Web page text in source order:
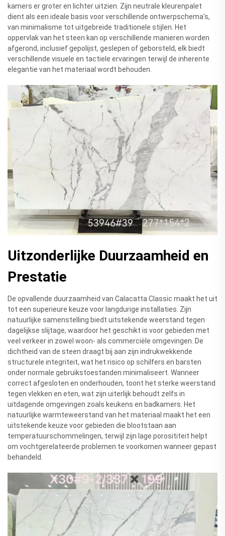
kamers er groter en lichter uitzien. Zijn neutrale kleurenpalet
dient als een ideale basis voor verschillende ontwerpschema's,
van minimalisme tot uitgebreide traditionele stijlen. Het
oppervlak van het steen kan op verschillende manieren worden
afgerond, inclusief gepolijst, geslepen of geborsteld, elk biedt
verschillende visuele en tactiele ervaringen terwijl de inherente
elegantie van het materiaal wordt behouden.
Uitzonderlijke Duurzaamheid en
Prestatie
De opvallende duurzaamheid van Calacatta Classic maakt het uit
tot een superieure keuze voor langdurige installaties. Zijn
natuurlijke samenstelling biedt uitstekende weerstand tegen
dagelijkse slijtage, waardoor het geschikt is voor gebieden met
veel verkeer in zowel woon- als commerciële omgevingen. De
dichtheid van de steen draagt bij aan zijn indrukwekkende
structurele integriteit, wat het risico op schilfers en barsten
onder normale gebruikstoestanden minimaliseert. Wanneer
correct afgesloten en onderhouden, toont het sterke weerstand
tegen vlekken en eten, wat zijn uiterlijk behoudt zelfs in
uitdagende omgevingen zoals keukens en badkamers. Het
natuurlijke warmteweerstand van het materiaal maakt het een
uitstekende keuze voor gebieden die blootstaan aan
temperatuurschommelingen, terwijl zijn lage porosititeit helpt
om vochtgerelateerde problemen te voorkomen wanneer gepast
behandeld.